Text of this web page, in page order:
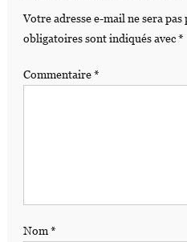
Votre adresse e-mail ne sera pas
obligatoires sont indiqués avec*
Commentaire*
Nom*